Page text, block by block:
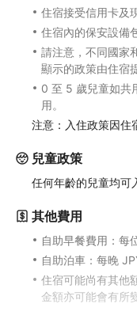
住宿接受信用卡及
住宿內的保安設備
請注意，不同國家
顯示的政策由住宿
0 至 5 歲兒童如共
用。
注意：入住政策因住
兒童政策
任何年齡的兒童均可
其他費用
自助早餐費用：每
自助泊車：每晚
住宿可能尚有其他
金額亦可能會有所